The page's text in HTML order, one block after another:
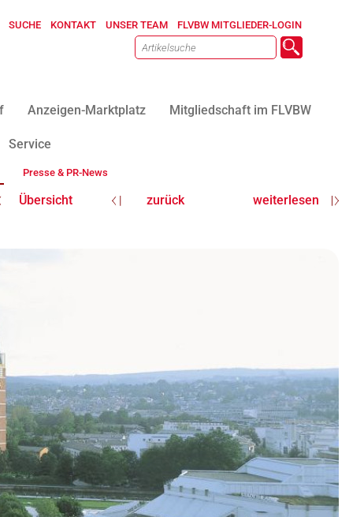
SUCHE KONTAKT UNSER TEAM FLVBW MITGLIEDER-LOGIN
Anzeigen-Marktplatz Mitgliedschaft im FLVBW
Service
Presse & PR-News
Übersicht zurück weiterlesen